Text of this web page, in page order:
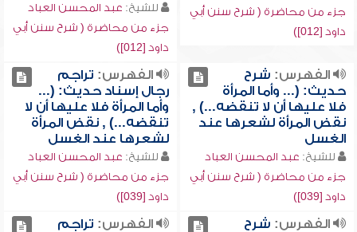
جزء من محاضرة ( شرح سنن أبي
داود [012])
للشيخ: عبد المحسن العباد
جزء من محاضرة ( شرح سنن أبي
داود [012])
الفهرس: شرح
حديث: (... وأما المرأة
فلا عليها أن لا تنقضه...) ,
نقض المرأة لشعرها عند
الغسل
للشيخ: عبد المحسن العباد
جزء من محاضرة ( شرح سنن أبي
داود [039])
الفهرس: تراجم
رجال إسناد حديث: (...
وأما المرأة فلا عليها أن لا
تنقضه...) , نقض المرأة
لشعرها عند الغسل
للشيخ: عبد المحسن العباد
جزء من محاضرة ( شرح سنن أبي
داود [039])
الفهرس: شرح
الفهرس: تراجم